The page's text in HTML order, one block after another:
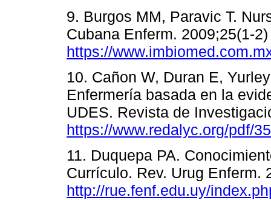
9. Burgos MM, Paravic T.
Cubana Enferm. 2009;25(1-2)
https://
10. Cañon W, Duran E,
Enfermería basada en la
UDES. Revista de
https://www.redalyc.org/pdf/
11. Duquepa PA.
Currículo. Rev. Urug Enferm.
http://rue.fenf.edu.uy/